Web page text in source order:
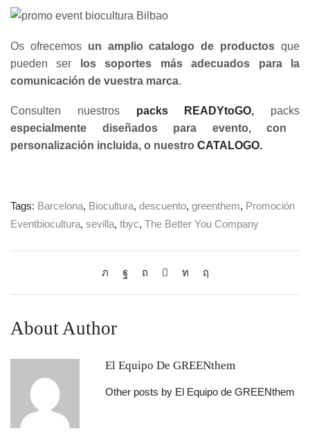
Os ofrecemosun amplio catalogo de productos que
pueden ser
los soportes más adecuados para la
comunicación de vuestra marca.
Consulten nuestros packs READYtoGO, packs
especialmente diseñados para evento, con
personalización incluida, o nuestro CATALOGO.
Tags: Barcelona, Biocultura, descuento, greenthem, Promoción
Eventbiocultura, sevilla, tbyc, The Better You Company
About Author
El Equipo De GREENthem
Other posts by El Equipo de GREENthem